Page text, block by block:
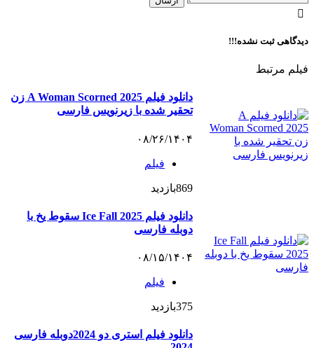
دیدگاهی ثبت نشده!!!
فیلم مرتبط
دانلود فیلم A Woman Scorned 2025 زن
تحقیر شده با زیرنویس فارسی
۰۸/۲۶/۱۴۰۴
فیلم
869بازدید
دانلود فیلم Ice Fall 2025 سقوط یخ با
دوبله فارسی
۰۸/۱۵/۱۴۰۴
فیلم
375بازدید
دانلود فیلم استری دو 2024دوبله فارسی